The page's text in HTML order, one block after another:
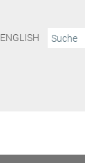
ENGLISH